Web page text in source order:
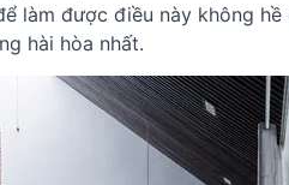
làm được điều này không
hài hòa nhất.